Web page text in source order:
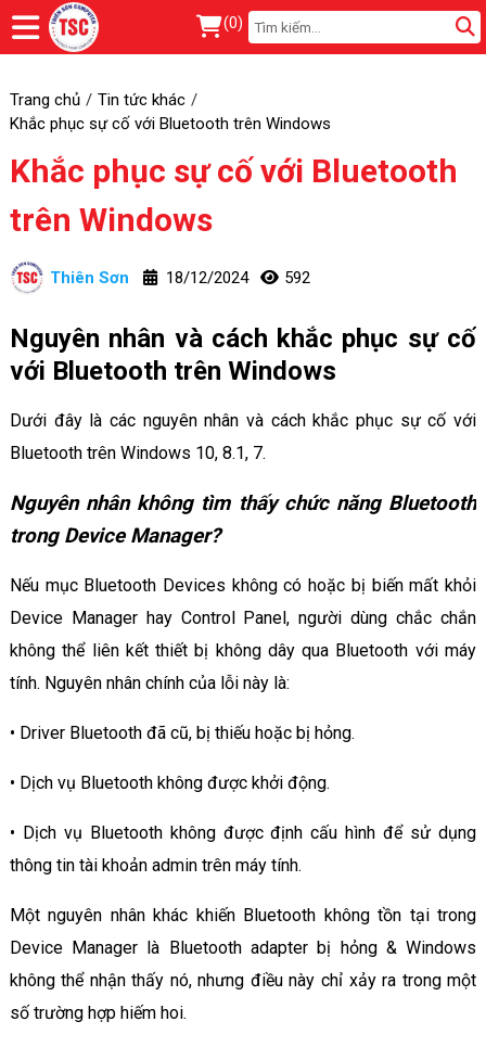
(0)
Trang chủ
Tin tức khác
Khắc phục sự cố với Bluetooth trên Windows
Khắc phục sự cố với Bluetooth
trên Windows
Thiên Sơn 18/12/2024 592
Nguyên nhân và cách khắc phục sự cố
với Bluetooth trên Windows
Dưới đây là các nguyên nhân và cách khắc phục sự cố với
Bluetooth trên Windows 10, 8.1, 7.
Nguyên nhân không tìm thấy chức năng Bluetooth
trong Device Manager?
Nếu mục Bluetooth Devices không có hoặc bị biến mất khỏi
Device Manager hay Control Panel, người dùng chắc chắn
không thể liên kết thiết bị không dây qua Bluetooth với máy
tính. Nguyên nhân chính của lỗi này là:
• Driver Bluetooth đã cũ, bị thiếu hoặc bị hỏng.
• Dịch vụ Bluetooth không được khởi động.
• Dịch vụ Bluetooth không được định cấu hình để sử dụng
thông tin tài khoản admin trên máy tính.
Một nguyên nhân khác khiến Bluetooth không tồn tại trong
Device Manager là Bluetooth adapter bị hỏng & Windows
không thể nhận thấy nó, nhưng điều này chỉ xảy ra trong một
số trường hợp hiếm hoi.